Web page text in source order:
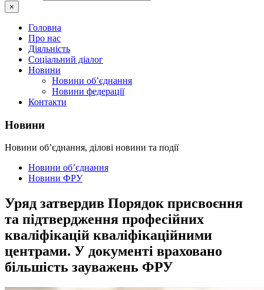
×
Головна
Про нас
Діяльність
Соціальний діалог
Новини
Новини об’єднання
Новини федерації
Контакти
Новини
Новини об’єднання, ділові новини та події
Новини об’єднання
Новини ФРУ
Уряд затвердив Порядок присвоєння
та підтвердження професійних
кваліфікацій кваліфікаційними
центрами. У документі враховано
більшість зауважень ФРУ